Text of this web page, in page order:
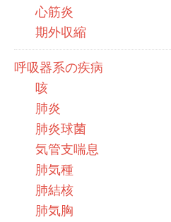
心筋炎
期外収縮
呼吸器系の疾病
咳
肺炎
肺炎球菌
気管支喘息
肺気種
肺結核
肺気胸